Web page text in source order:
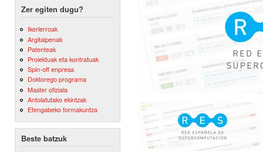
Zer egiten dugu?
Ikerlerroak
Argitalpenak
Patenteak
Proiektuak eta kontratuak
Spin-off enpresa
Doktorego programa
Master ofiziala
Antolatutako ekintzak
Etengabeko formakuntza
Beste batzuk